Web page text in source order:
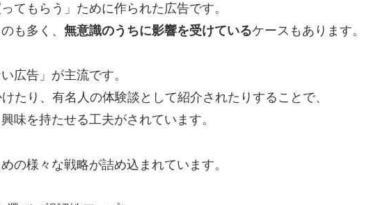
てもらう」ために作られた広告です。
も多く、 無意識のうちに影響を受けているケースもあります。
広告」が主流です。
たり、有名人の体験談として紹介されたりすることで、
味を持たせる工夫がされています。
の様々な戦略が詰め込まれています。